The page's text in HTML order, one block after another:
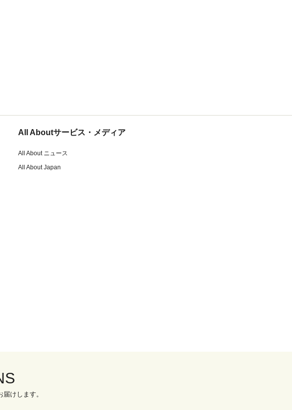
All Aboutサービス・メディア
All About ニュース
All About Japan
けします。